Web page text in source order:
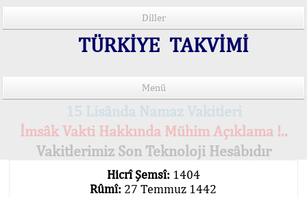
Diller
TÜRKİYE TAKVİMİ
Menü
15 Lisânda Namaz Vakitleri
İmsâk Vakti Hakkında Mühim Açıklama !..
Vakitlerimiz Son Teknoloji Hesâbıdır
Hicrî Şemsî: 1404
Rûmî: 27 Temmuz 1442